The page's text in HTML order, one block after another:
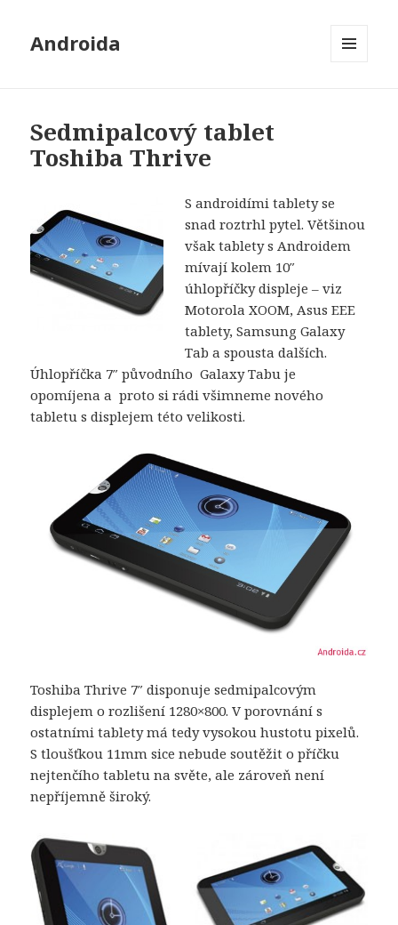
Androida
Sedmipalcový tablet
Toshiba Thrive
S androidími tablety se
snad roztrhl pytel. Většinou
však tablety s Androidem
mívají kolem 10″
úhlopříčky displeje – viz
Motorola XOOM, Asus EEE
tablety, Samsung Galaxy
Tab a spousta dalších.
Úhlopříčka 7″ původního Galaxy Tabu je
opomíjena a proto si rádi všimneme nového
tabletu s displejem této velikosti.
Toshiba Thrive 7″ disponuje sedmipalcovým
displejem o rozlišení 1280×800. V porovnání s
ostatními tablety má tedy vysokou hustotu pixelů.
S tloušťkou 11mm sice nebude soutěžit o příčku
nejtenčího tabletu na světe, ale zároveň není
nepříjemně široký.